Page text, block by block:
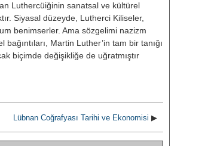
Luthercüiğinin sanatsal ve kül­türel
Siyasal düzeyde, Lutherci Kiliseler,
benimserler. Ama sözgelimi nazizm
Martin Luther’in tam bir tanığı
bi­çimde değişikliğe de uğratmıştır
Lübnan Coğrafyası Tarihi ve Ekonomisi ▶